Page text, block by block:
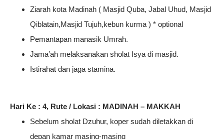
Ziarah kota Madinah ( Masjid Quba, Jabal Uhud, Masjid
Qiblatain,Masjid Tujuh,kebun kurma ) * optional
Pemantapan manasik Umrah.
Jama’ah melaksanakan sholat Isya di masjid.
Istirahat dan jaga stamina.
Hari Ke : 4, Rute / Lokasi : MADINAH – MAKKAH
Sebelum sholat Dzuhur, koper sudah diletakkan di
depan kamar masing-masing